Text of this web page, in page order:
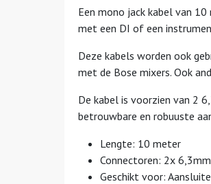
Een mono jack kabel van 10
met een DI of een
Deze kabels worden ook
met de Bose mixers. Ook
De kabel is voorzien van 2
betrouwbare en robuuste
Lengte: 10 meter
Connectoren: 2x
Geschikt voor: